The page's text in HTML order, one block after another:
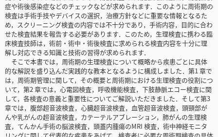
症や術後感染症などのチェックなどが求められます．このように周術期の
検査は手術手技やデバイスの選択，治療方針などに重要な情報となるた
め，スクリーニング検査の内容では不十分であり，手術内容，目的に合わ
せた検査結果を報告する必要があります．このため，生理検査に携わる臨
床検査技師は，術前・術中・術後検査に求められる検査内容を十分に理
解し対応できる知識と技術の習得が求められます．
そこで本書では，周術期の生理検査について概略から疾患ごとに具体
的な解説を盛り込んだ実践的な教本となるように構成しました．第1 章で
は，周術期管理に関して，その概要と周術期における生理検査の役割につ
いて，第2 章では，心電図検査，呼吸機能検査，下肢静脈エコー検査に関
して，各検査の意義と重要性についてご解説いただきました．そして第3
章では，腹部超音波検査，心臓超音波検査，血管超音波検査，頭頸部が
んや乳がんの超音波検査，カテーテルアブレーション，肺がんの生理検
査，てんかん手術の脳波検査，頭蓋内腫瘍のMRI 検査，術中神経モニタ